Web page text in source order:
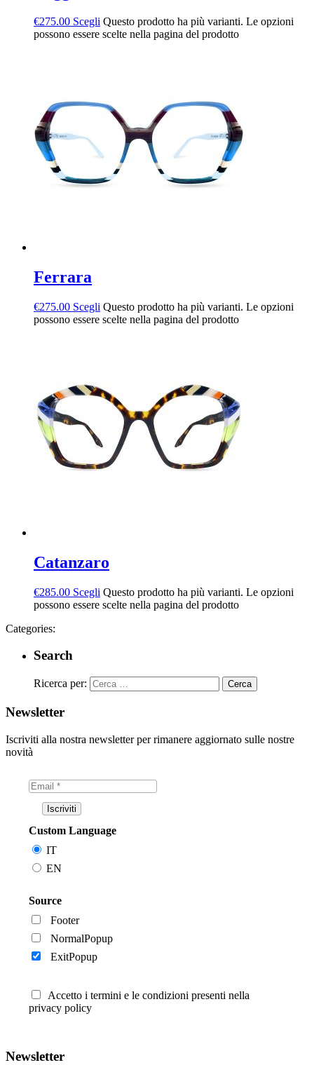
€275.00 Scegli Questo prodotto ha più varianti. Le opzioni
possono essere scelte nella pagina del prodotto
Ferrara
€275.00 Scegli Questo prodotto ha più varianti. Le opzioni
possono essere scelte nella pagina del prodotto
Catanzaro
€285.00 Scegli Questo prodotto ha più varianti. Le opzioni
possono essere scelte nella pagina del prodotto
Categories:
Search
Ricerca per:
Newsletter
Iscriviti alla nostra newsletter per rimanere aggiornato sulle nostre
novità
Custom Language
IT
EN
Source
Footer
NormalPopup
ExitPopup
Accetto i termini e le condizioni presenti nella
privacy policy
Newsletter